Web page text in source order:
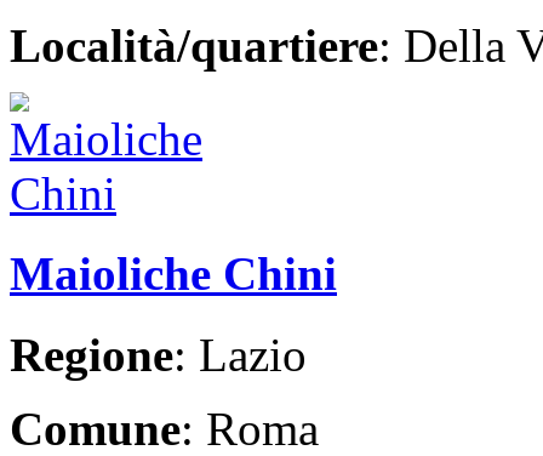
Località/quartiere: Della
Maioliche Chini
Regione: Lazio
Comune: Roma